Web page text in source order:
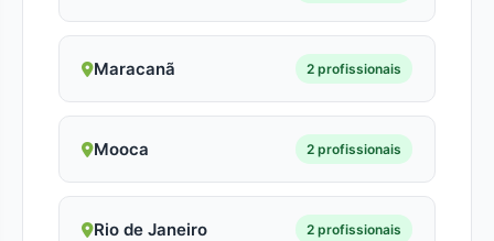
Maracanã 2 profissionais
Mooca 2 profissionais
Rio de Janeiro 2 profissionais